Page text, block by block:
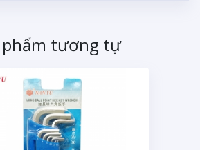
phẩm tương tự